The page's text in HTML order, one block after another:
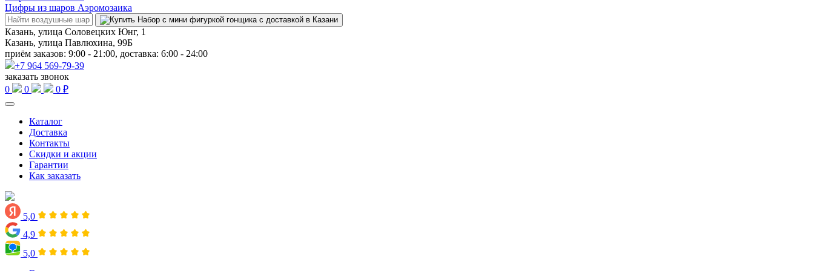
Цифры из шаров Аэромозаика
Казань, улица Соловецких Юнг, 1
Казань, улица Павлюхина, 99Б
приём заказов: 9:00 - 21:00, доставка: 6:00 - 24:00
+7 964 569-79-39
заказать звонок
0
0 0 ₽
Каталог
Доставка
Контакты
Скидки и акции
Гарантии
Как заказать
5,0
4,9
5,0